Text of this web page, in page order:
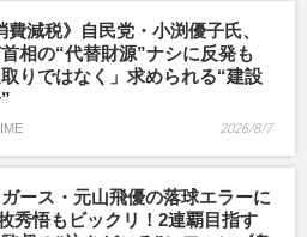
費減税》自民党・小渕優子氏、
相の“代替財源”ナシに反発も
取りではなく」求められる“建設
2026/8/7
ース・元山飛優の落球エラーに
秀悟もビックリ！2連覇目指す